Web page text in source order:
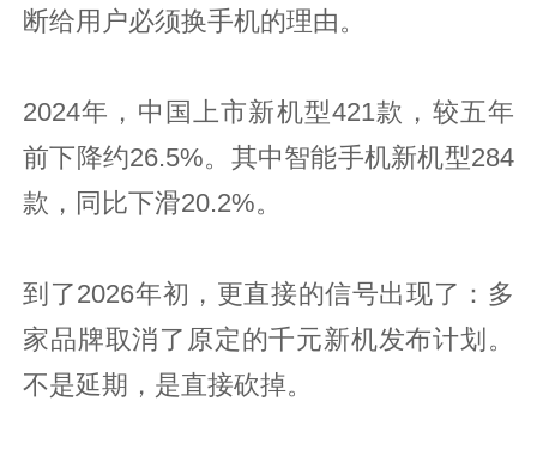
断给用户必须换手机的理由。
2024年，中国上市新机型421款，较五年
前下降约26.5%。其中智能手机新机型284
款，同比下滑20.2%。
到了2026年初，更直接的信号出现了：多
家品牌取消了原定的千元新机发布计划。
不是延期，是直接砍掉。